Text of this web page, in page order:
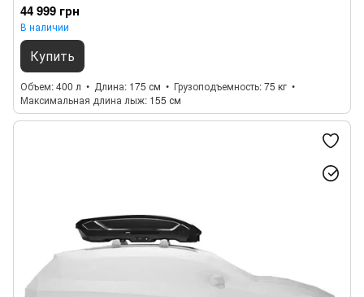
44 999 грн
В наличии
Купить
Объем 400 л Длина 175 см Грузоподъемность 75 кг
Максимальная длина лыж 155 см